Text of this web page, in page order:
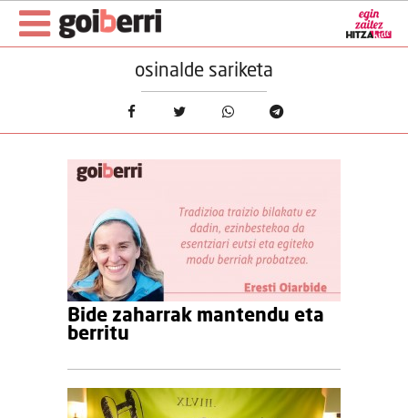
osinalde sariketa
Bide zaharrak mantendu eta
berritu